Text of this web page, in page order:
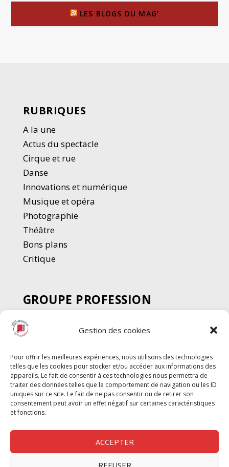
Gestion des cookies
Pour offrir les meilleures expériences, nous utilisons des technologies
telles que les cookies pour stocker et/ou accéder aux informations des
appareils. Le fait de consentir à ces technologies nous permettra de
traiter des données telles que le comportement de navigation ou les ID
uniques sur ce site. Le fait de ne pas consentir ou de retirer son
consentement peut avoir un effet négatif sur certaines caractéristiques
et fonctions.
ACCEPTER
REFUSER
LES BLOGS DU MAG’
RUBRIQUES
A la une
Actus du spectacle
Cirque et rue
Danse
Innovations et numérique
Musique et opéra
Photographie
Théâtre
Bons plans
Critique
GROUPE PROFESSION
SPECTACLE
Chèque Intermittents
Chèque Compta
Chèque Emploi Spectacle
G-Pods
Profession Audio-visuel